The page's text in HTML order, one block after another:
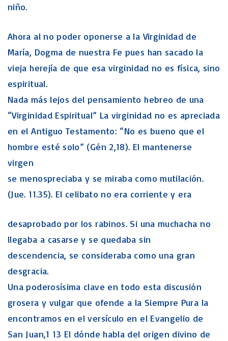
niño.
Ahora al no poder oponerse a la Virginidad de
María, Dogma de nuestra Fe pues han sacado la
vieja herejía de que esa virginidad no es física, sino
espiritual.
Nada más lejos del pensamiento hebreo de una
“Virginidad Espiritual” La virginidad no es apreciada
en el Antiguo Testamento: “No es bueno que el
hombre esté solo” (Gén 2,18). El mantenerse
virgen
se menospreciaba y se miraba como mutilación.
(Jue. 11.35). El celibato no era corriente y era
desaprobado por los rabinos. Si una muchacha no
llegaba a casarse y se quedaba sin
descendencia, se consideraba como una gran
desgracia.
Una poderosísima clave en todo esta discusión
grosera y vulgar que ofende a la Siempre Pura la
encontramos en el versículo en el Evangelio de
San Juan,1 13 El dónde habla del origen divino de